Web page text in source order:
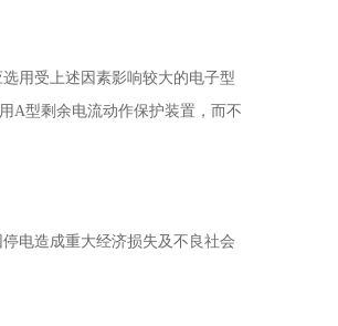
用受上述因素影响较大的电子型
A型剩余电流动作保护装置，而不
电造成重大经济损失及不良社会